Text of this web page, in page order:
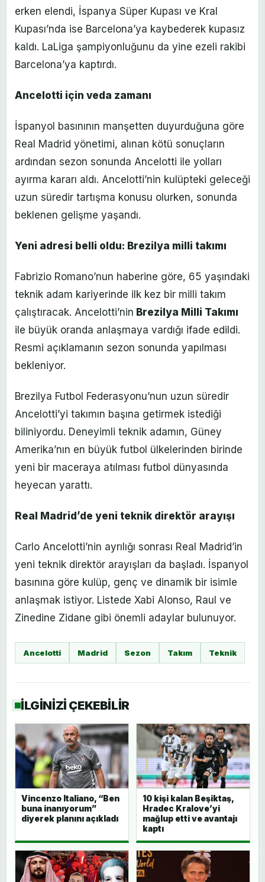
erken elendi, İspanya Süper Kupası ve Kral
Kupası’nda ise Barcelona’ya kaybederek kupasız
kaldı. LaLiga şampiyonluğunu da yine ezeli rakibi
Barcelona’ya kaptırdı.
Ancelotti için veda zamanı
İspanyol basınının manşetten duyurduğuna göre
Real Madrid yönetimi, alınan kötü sonuçların
ardından sezon sonunda Ancelotti ile yolları
ayırma kararı aldı. Ancelotti’nin kulüpteki geleceği
uzun süredir tartışma konusu olurken, sonunda
beklenen gelişme yaşandı.
Yeni adresi belli oldu: Brezilya milli takımı
Fabrizio Romano’nun haberine göre, 65 yaşındaki
teknik adam kariyerinde ilk kez bir milli takım
çalıştıracak. Ancelotti’nin Brezilya Milli Takımı
ile büyük oranda anlaşmaya vardığı ifade edildi.
Resmi açıklamanın sezon sonunda yapılması
bekleniyor.
Brezilya Futbol Federasyonu’nun uzun süredir
Ancelotti’yi takımın başına getirmek istediği
biliniyordu. Deneyimli teknik adamın, Güney
Amerika’nın en büyük futbol ülkelerinden birinde
yeni bir maceraya atılması futbol dünyasında
heyecan yarattı.
Real Madrid’de yeni teknik direktör arayışı
Carlo Ancelotti’nin ayrılığı sonrası Real Madrid’in
yeni teknik direktör arayışları da başladı. İspanyol
basınına göre kulüp, genç ve dinamik bir isimle
anlaşmak istiyor. Listede Xabi Alonso, Raul ve
Zinedine Zidane gibi önemli adaylar bulunuyor.
Ancelotti Madrid Sezon Takım Teknik
İLGİNİZİ ÇEKEBİLİR
Vincenzo Italiano, “Ben
buna inanıyorum”
diyerek planını açıkladı
10 kişi kalan Beşiktaş,
Hradec Kralove’yi
mağlup etti ve avantajı
kaptı